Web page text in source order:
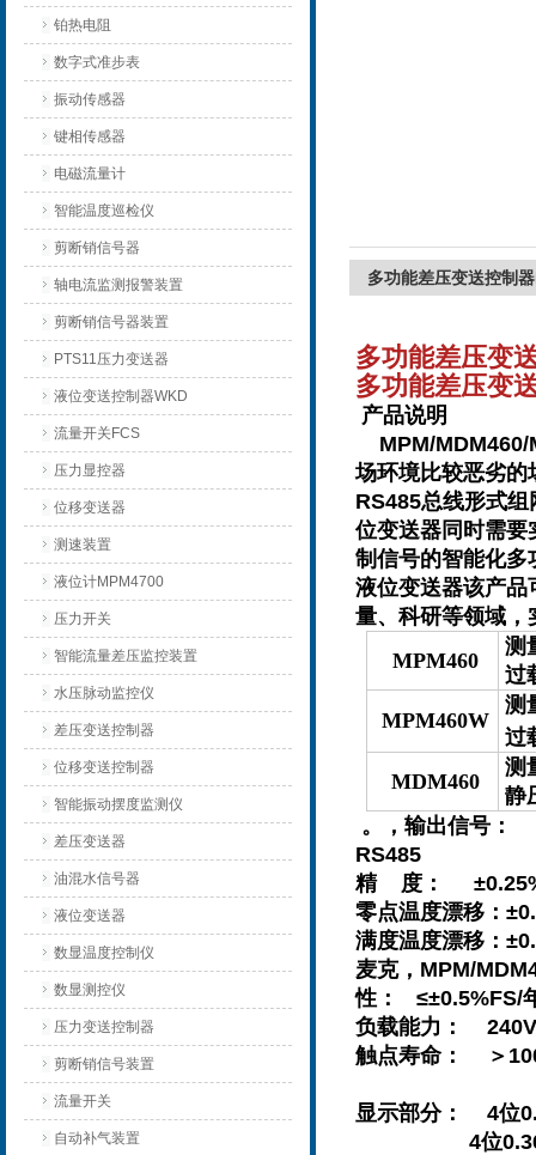
铂热电阻
数字式准步表
振动传感器
键相传感器
电磁流量计
智能温度巡检仪
剪断销信号器
轴电流监测报警装置
剪断销信号器装置
PTS11压力变送器
液位变送控制器WKD
流量开关FCS
压力显控器
位移变送器
测速装置
液位计MPM4700
压力开关
智能流量差压监控装置
水压脉动监控仪
差压变送控制器
位移变送控制器
智能振动摆度监测仪
差压变送器
油混水信号器
液位变送器
数显温度控制仪
数显测控仪
压力变送控制器
剪断销信号装置
流量开关
自动补气装置
多功能差压变送控制
多功能差压变
多功能差压变
产品说明
MPM/MDM460/
场环境比较恶劣的
RS485总线形式
位变送器同时需要
制信号的智能化多
液位变送器该产品
量、科研等领域，
MPM460
测
过
MPM460W
测
过
MDM460
测
静
。， 输出信号：
RS485
精 度：
零点温度漂移：
满度温度漂移：
麦克，MPM/
性： ≤±0.5%FS/
负载能力：
触点寿命： ＞
显示部分： 4位
4位0.36英寸